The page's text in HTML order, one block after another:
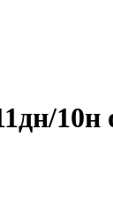
10н